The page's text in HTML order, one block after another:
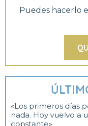
Puedes hacerlo
«Los primeros días
nada. Hoy vuelvo a
constante»